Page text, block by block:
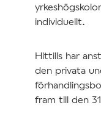
individuellt.
Hittills har
den privata
fram till den